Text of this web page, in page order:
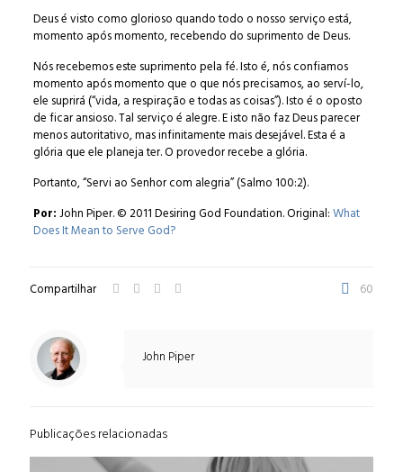
Deus é visto como glorioso quando todo o nosso serviço está,
momento após momento, recebendo do suprimento de Deus.
Nós recebemos este suprimento pela fé. Isto é, nós confiamos
momento após momento que o que nós precisamos, ao serví-lo,
ele suprirá (“vida, a respiração e todas as coisas”). Isto é o oposto
de ficar ansioso. Tal serviço é alegre. E isto não faz Deus parecer
menos autoritativo, mas infinitamente mais desejável. Esta é a
glória que ele planeja ter. O provedor recebe a glória.
Portanto, “Servi ao Senhor com alegria” (Salmo 100:2).
Por:John Piper. © 2011 Desiring God Foundation. Original:What
Does It Mean to Serve God?
Compartilhar 60
John Piper
Publicações relacionadas